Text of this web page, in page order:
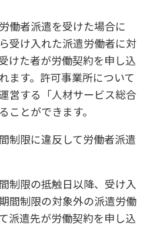
働者派遣を受けた場合に
受け入れた派遣労働者に対
けた者が労働契約を申し込
ます。許可事業所について
営する「人材サービス総合
ことができます。
制限に違反して労働者派遣
制限の抵触日以降、受け入
間制限の対象外の派遣労働
派遣先が労働契約を申し込